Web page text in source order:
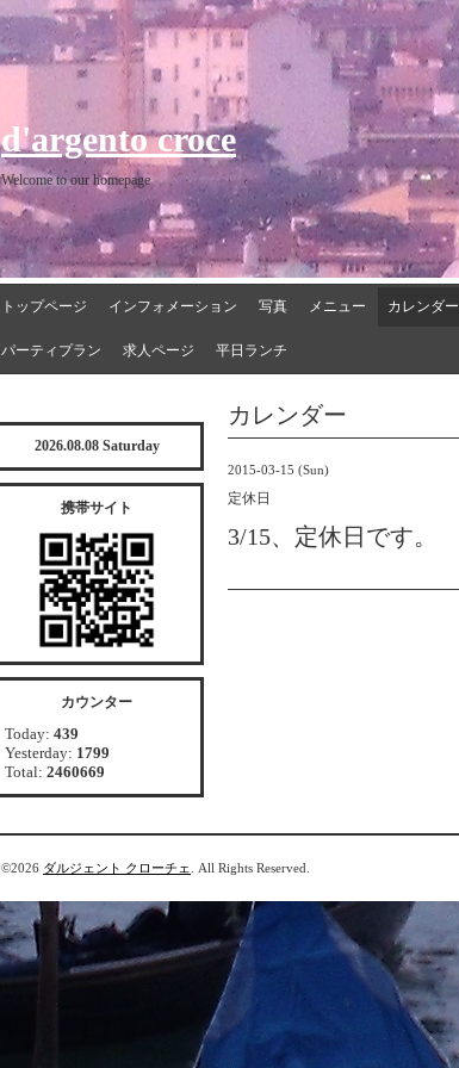
d'argento croce
Welcome to our homepage
トップページ インフォメーション 写真 メニュー カレンダー
パーティプラン 求人ページ 平日ランチ
カレンダー
2015-03-15 (Sun)
定休日
3/15、定休日です。
2026.08.08 Saturday
携帯サイト
カウンター
Today: 439
Yesterday: 1799
Total: 2460669
©2026 ダルジェント クローチェ . All Rights Reserved.